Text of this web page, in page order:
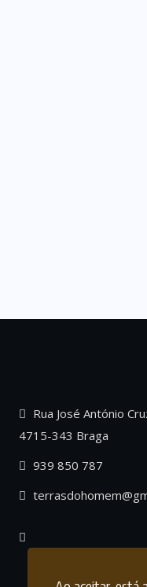
Rua José António
4715-343 Braga
939 850 787